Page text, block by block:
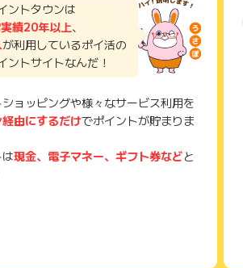
の状態でお問い合わせされる際に、該当の
く場合がございます。
された場合は対応いたしかねますので、
ントタウンは
績20年以上、
が利用しているポイ活の
ントサイトなんだ！
ョッピングや様々なサービス利用を
由にするだけでポイントが貯まりま
現金、電子マネー、ギフト券などと